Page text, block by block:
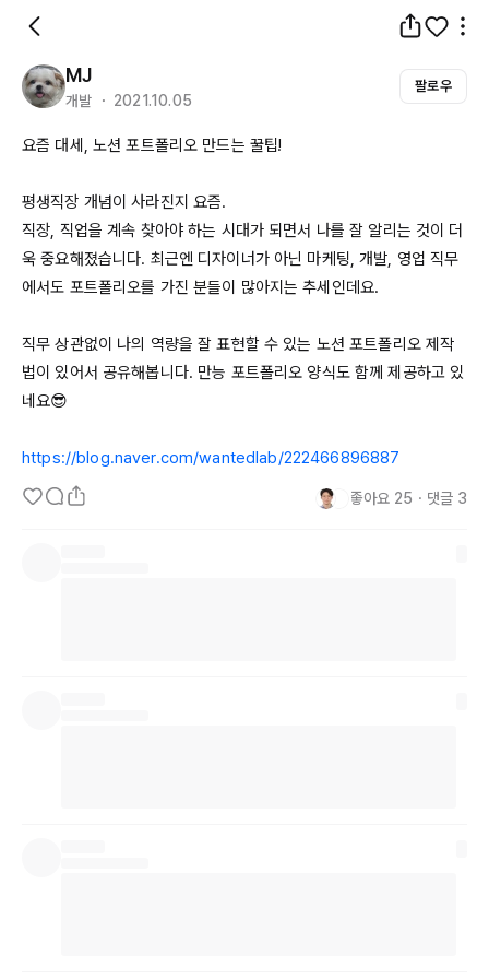
MJ
개발 ・ 2021.10.05
팔로우
요즘 대세, 노션 포트폴리오 만드는 꿀팁!
평생직장 개념이 사라진지 요즘.
직장, 직업을 계속 찾아야 하는 시대가 되면서 나를 잘 알리는 것이 더
욱 중요해졌습니다. 최근엔 디자이너가 아닌 마케팅, 개발, 영업 직무
에서도 포트폴리오를 가진 분들이 많아지는 추세인데요.
직무 상관없이 나의 역량을 잘 표현할 수 있는 노션 포트폴리오 제작
법이 있어서 공유해봅니다. 만능 포트폴리오 양식도 함께 제공하고 있
네요😎
https://blog.naver.com/wantedlab/222466896887
좋아요 25 ・ 댓글 3